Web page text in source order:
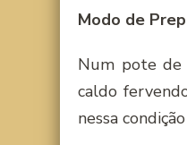
Modo de
Num pote de
caldo
nessa